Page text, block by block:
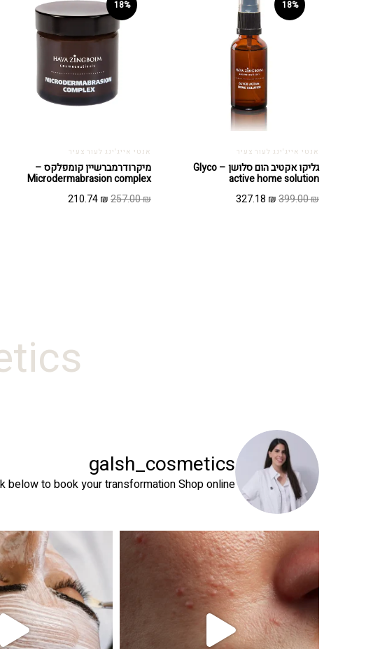
18%
אנטי אייג'ינג לעור צעיר
גליקו אקטיב הום סלושן – Glyco
active home solution
399.00₪
המחיר327.18 ₪
המחיר
18%
אנטי אייג'ינג לעור צעיר
מיקרודרמברשיין קומפלקס –
Microdermabrasion complex
257.00₪
המחיר210.74₪
המחיר
galsh_cosmetics
below to book your transformationShop online⬇️
טיפול פנים נכון הוא הרבה מעבר לניקוי העור. המטרה ה זה קורה! מועדון החברות